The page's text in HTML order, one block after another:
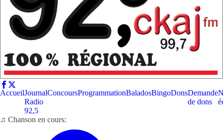
AccueilJournal
Radio
92,5
ConcoursProgrammationBaladosBingoDonsDemande
de dons
♫ Chanson en cours: